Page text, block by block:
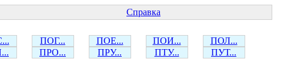
Справка
ПОГ... ПОЕ... ПОИ...
ПОЛ...
ПРО... ПРУ... ПТУ... ПУТ...